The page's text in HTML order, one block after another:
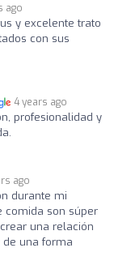
ago
y excelente trato
con sus
4 years ago
profesionalidad y
ago
durante mi
comida son súper
una relación
una forma